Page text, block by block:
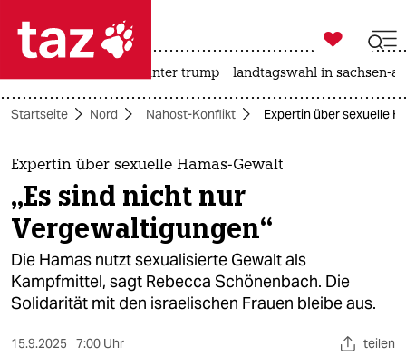
 taz zahl ich
taz zahl ich
themen
politik
öko
gesellschaft

taz zahl ich
usa unter trump landtagswahl in sachsen-
Startseite Nord Nahost-Konflikt Expertin über sexuelle
Expertin über sexuelle Hamas-Gewalt
„Es sind nicht nur
Vergewaltigungen“
Die Hamas nutzt sexualisierte Gewalt als
Kampfmittel, sagt Rebecca Schönenbach. Die
Solidarität mit den israelischen Frauen bleibe aus.
15.9.2025 7:00 Uhr teilen